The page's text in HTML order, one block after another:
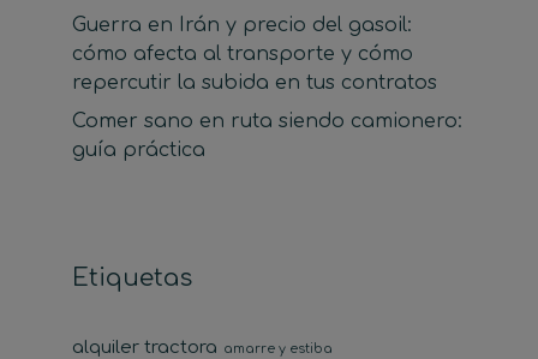
Guerra en Irán y precio del gasoil:
cómo afecta al transporte y cómo
repercutir la subida en tus contratos
Comer sano en ruta siendo camionero:
guía práctica
Etiquetas
alquiler tractora amarre y estiba